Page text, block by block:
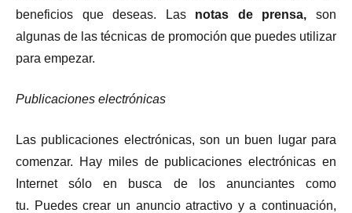
beneficios que deseas. Las notas de prensa, son
algunas de las técnicas de promoción que puedes utilizar
para empezar.
Publicaciones electrónicas
Las publicaciones electrónicas, son un buen lugar para
comenzar. Hay miles de publicaciones electrónicas en
Internet sólo en busca de los anunciantes como
tu. Puedes crear un anuncio atractivo y a continuación,